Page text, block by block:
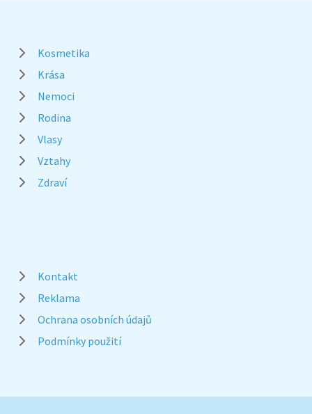
Kosmetika
Krása
Nemoci
Rodina
Vlasy
Vztahy
Zdraví
Kontakt
Reklama
Ochrana osobních údajů
Podmínky použití